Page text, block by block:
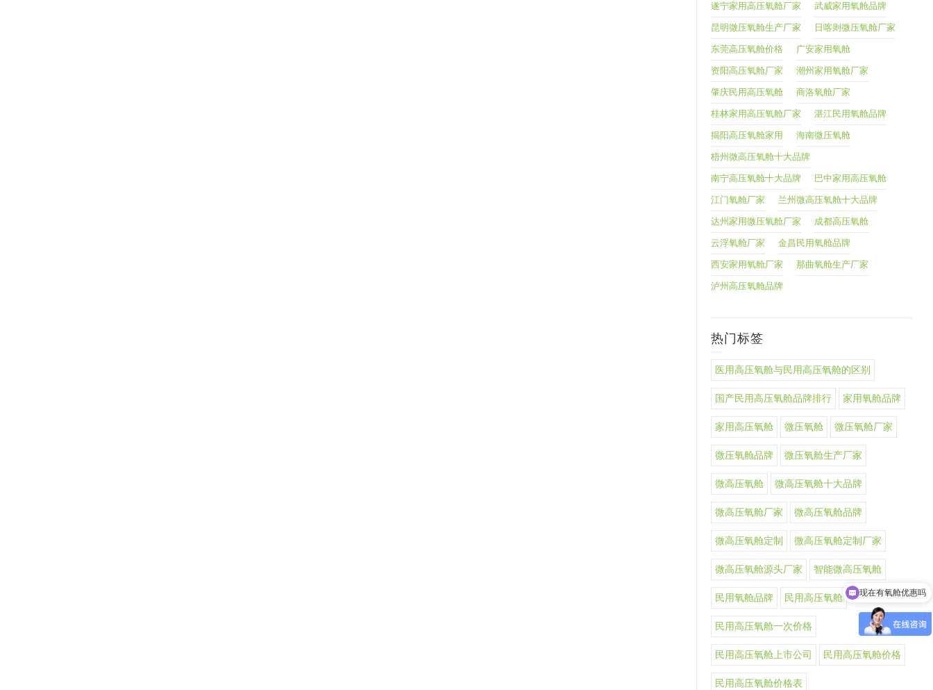
遂宁家用高压氧舱厂家 武威家用氧舱品牌
昆明微压氧舱生产厂家 日喀则微压氧舱厂家
东莞高压氧舱价格 广安家用氧舱
资阳高压氧舱厂家 潮州家用氧舱厂家
肇庆民用高压氧舱 商洛氧舱厂家
桂林家用高压氧舱厂家 湛江民用氧舱品牌
揭阳高压氧舱家用 海南微压氧舱
梧州微高压氧舱十大品牌
南宁高压氧舱十大品牌 巴中家用高压氧舱
江门氧舱厂家 兰州微高压氧舱十大品牌
达州家用微压氧舱厂家 成都高压氧舱
云浮氧舱厂家 金昌民用氧舱品牌
西安家用氧舱厂家 那曲氧舱生产厂家
泸州高压氧舱品牌
热门标签
医用高压氧舱与民用高压氧舱的区别
国产民用高压氧舱品牌排行 家用氧舱品牌
家用高压氧舱 微压氧舱 微压氧舱厂家
微压氧舱品牌 微压氧舱生产厂家
微高压氧舱 微高压氧舱十大品牌
微高压氧舱厂家 微高压氧舱品牌
微高压氧舱定制 微高压氧舱定制厂家
微高压氧舱源头厂家 智能微高压氧舱
民用氧舱品牌 民用高压氧舱
民用高压氧舱一次价格
民用高压氧舱上市公司 民用高压氧舱价格
民用高压氧舱价格表
可以介绍下你们的氧舱产品么